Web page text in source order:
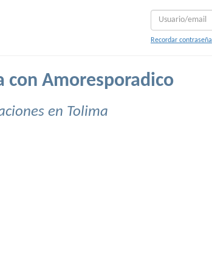
Recordar contraseña
con Amoresporadico
en Tolima